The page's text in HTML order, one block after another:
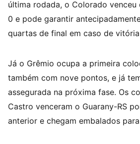
última rodada, o Colorado venceu
0 e pode garantir
quartas de final em caso de
Já o Grêmio ocupa a primeira
também com nove pontos, e já
assegurada na próxima fase. Os
Castro venceram o Guarany-RS
anterior e chegam embalados